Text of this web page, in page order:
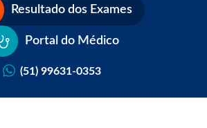
Resultado dos Exames
Portal do Médico
(51) 99631-0353